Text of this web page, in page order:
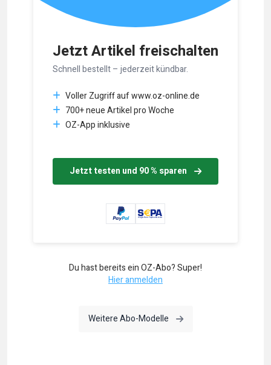
Jetzt Artikel freischalten
Schnell bestellt – jederzeit kündbar.
Voller Zugriff auf www.oz-online.de
700+ neue Artikel pro Woche
OZ-App inklusive
Jetzt testen und 90 % sparen
Du hast bereits ein OZ-Abo? Super!
Hier anmelden
Weitere Abo-Modelle